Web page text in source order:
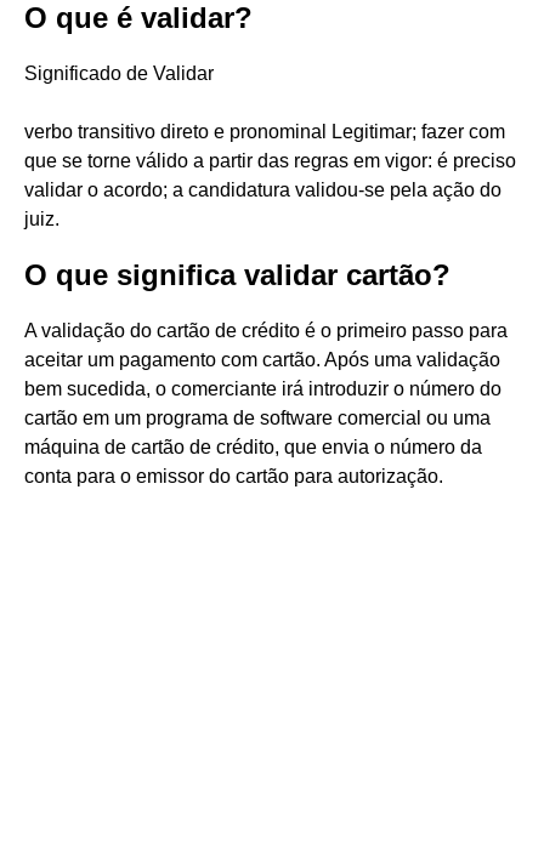
O que é validar?
Significado de Validar
verbo transitivo direto e pronominal Legitimar; fazer com
que se torne válido a partir das regras em vigor: é preciso
validar o acordo; a candidatura validou-se pela ação do
juiz.
O que significa validar cartão?
A validação do cartão de crédito é o primeiro passo para
aceitar um pagamento com cartão. Após uma validação
bem sucedida, o comerciante irá introduzir o número do
cartão em um programa de software comercial ou uma
máquina de cartão de crédito, que envia o número da
conta para o emissor do cartão para autorização.